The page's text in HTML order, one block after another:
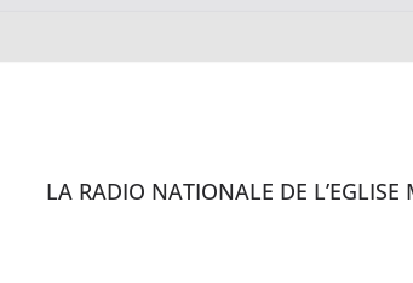
LA RADIO NATIONALE DE L’EGLISE